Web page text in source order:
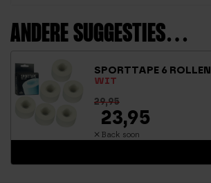
ANDERE SUGGESTIES…
SPORTTAPE 6 ROLLEN
WIT
29,95
23,95
Back soon